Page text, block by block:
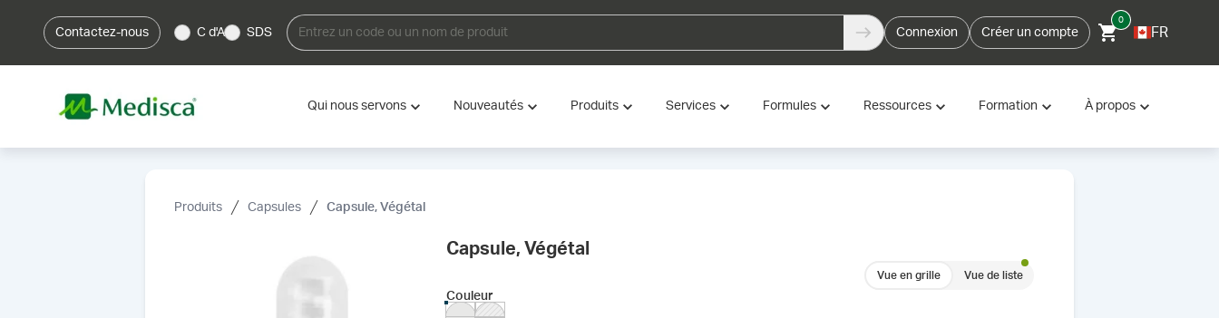
Contactez-nous C d'A SDS Connexion Créer un compte
0
FR
Qui nous servons Nouveautés Produits Services Formules Ressources Formation À propos
Produits Capsules Capsule, Végétal
Capsule, Végétal
Vue en grille Vue de liste
Couleur